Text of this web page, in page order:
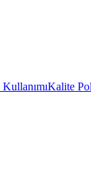
Kalite